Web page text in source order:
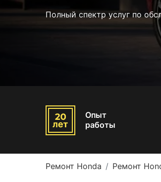
Полный спектр услуг по
Опыт
работы
Ремонт Honda Ремонт